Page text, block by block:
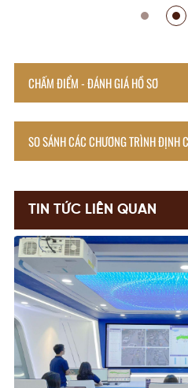
CHẤM ĐIỂM - ĐÁNH GIÁ HỒ SƠ
SO SÁNH CÁC CHƯƠNG TRÌNH ĐỊNH
TIN TỨC LIÊN QUAN